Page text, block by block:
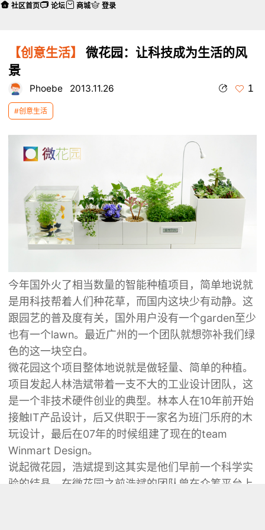
【创意生活】
微花园：让科技成为生活的风
景
Phoebe 2013.11.26 1
#创意生活
本帖最后由 Phoebe 于 2013-12-6 11:25 编辑
今年国外火了相当数量的智能种植项目，简单地说就
是用科技帮着人们种花草，而国内这块少有动静。这
跟园艺的普及度有关，国外用户没有一个garden至少
也有一个lawn。最近广州的一个团队就想弥补我们绿
色的这一块空白。
微花园这个项目整体地说就是做轻量、简单的种植。
项目发起人林浩斌带着一支不大的工业设计团队，这
是一个非技术硬件创业的典型。林本人在10年前开始
接触IT产品设计，后又供职于一家名为班门乐府的木
玩设计，最后在07年的时候组建了现在的team
Winmart Design。
说起微花园，浩斌提到这其实是他们早前一个科学实
验的结晶。在微花园之前浩斌的团队曾在众筹平台上
社区首页 论坛 商城 登录